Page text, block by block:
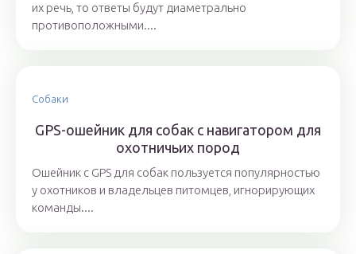
их речь, то ответы будут диаметрально
противоположными....
Собаки
GPS-ошейник для собак с навигатором для
охотничьих пород
Ошейник с GPS для собак пользуется популярностью
у охотников и владельцев питомцев, игнорирующих
команды....